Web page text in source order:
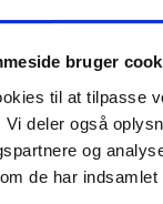
bruger
til at tilpasse
deler også
og
de har
25 % Silke
det ønskede